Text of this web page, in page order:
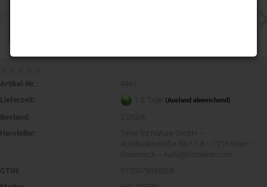
Artikel-Nr.:
4461
Lieferzeit:
1-2 Tage (Ausland abweichend)
Bestand:
Stück
Hersteller:
Time for Nature GmbH –
Autokaderstraße 33/11.3 – 1210 Wien –
Österreich – hallo@holzkern.com
GTIN:
9120078335208